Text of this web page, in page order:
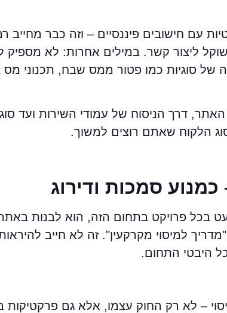
עם חישובים פיננסיים – וזה כבר מחייב
ליצור קשר. במילים אחרות: לא מספיק
סוגיות כמו פטור ממס שבח, תכנוני מס
דרך הניסוח של עמודי השירות ועד
הלקוח שאתם רוצים למשוך.
סמכות ודירוג
בכל פרויקט בתחום הזה, הוא לבנות
למיסוי מקרקעין". זה לא חייב
היבטי התחום.
– לא רק החוק עצמו, אלא גם